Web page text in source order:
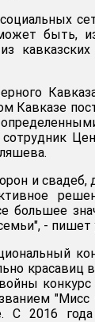
быть,
кавказских
Кавказе
и
большее
-
красавиц
конкурс
С 2016